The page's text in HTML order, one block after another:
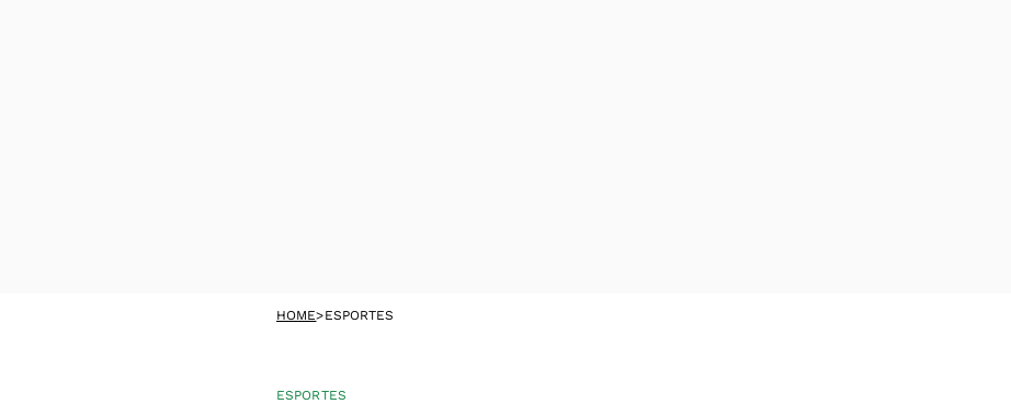
HOME>ESPORTES
ESPORTES